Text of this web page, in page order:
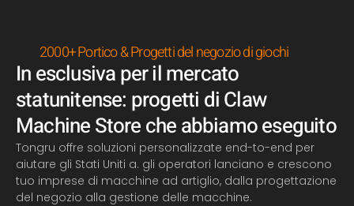
2000+ Portico & Progetti del negozio di giochi
In esclusiva per il mercato
statunitense: progetti di Claw
Machine Store che abbiamo eseguito
Tongru offre soluzioni personalizzate end-to-end per
aiutare gli Stati Uniti a. gli operatori lanciano e crescono
tuo imprese di macchine ad artiglio, dalla progettazione
del negozio alla gestione delle macchine.